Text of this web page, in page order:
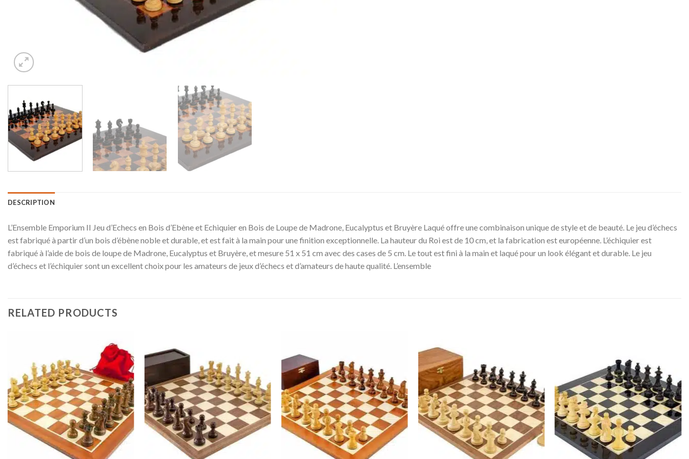
DESCRIPTION
L’Ensemble Emporium II Jeu d’Echecs en Bois d’Ebène et Echiquier en Bois de Loupe de Madrone, Eucalyptus et Bruyère Laqué offre une combinaison unique de style et de beauté. Le jeu d’échecs
est fabriqué à partir d’un bois d’ébène noble et durable, et est fait à la main pour une finition exceptionnelle. La hauteur du Roi est de 10 cm, et la fabrication est européenne. L’échiquier est
fabriqué à l’aide de bois de loupe de Madrone, Eucalyptus et Bruyère, et mesure 51 x 51 cm avec des cases de 5 cm. Le tout est fini à la main et laqué pour un look élégant et durable. Le jeu
d’échecs et l’échiquier sont un excellent choix pour les amateurs de jeux d’échecs et d’amateurs de haute qualité. L’ensemble
RELATED PRODUCTS